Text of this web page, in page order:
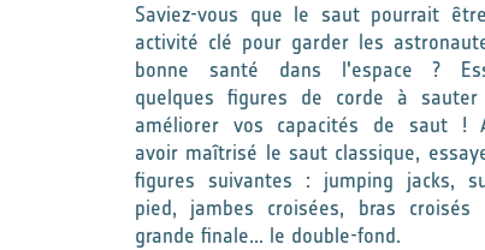
Saviez-vous que le saut pourrait
activité clé pour garder les
bonne santé dans l'espace ?
quelques figures de corde à
améliorer vos capacités de saut !
avoir maîtrisé le saut classique,
figures suivantes : jumping jacks,
pied, jambes croisées, bras
grande finale... le double-fond.